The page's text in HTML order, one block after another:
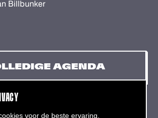
voor de beste ervaring.
Billbunker
AGENDA